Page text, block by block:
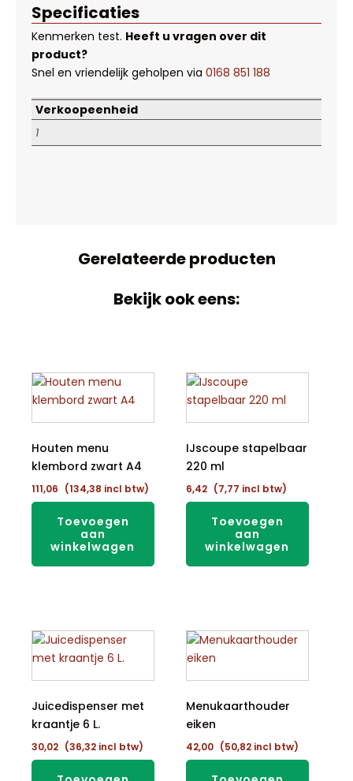
Specificaties
Kenmerken test. Heeft u vragen over dit
product?
Snel en vriendelijk geholpen via 0168 851 188
Verkoopeenheid
1
Gerelateerde producten
Bekijk ook eens:
Houten menu
klembord zwart A4
111,06 (134,38 incl btw)
Toevoegen
aan
winkelwagen
IJscoupe stapelbaar
220 ml
6,42 (7,77 incl btw)
Toevoegen
aan
winkelwagen
Juicedispenser met
kraantje 6 L.
30,02 (36,32 incl btw)
Menukaarthouder
eiken
42,00 (50,82incl btw)